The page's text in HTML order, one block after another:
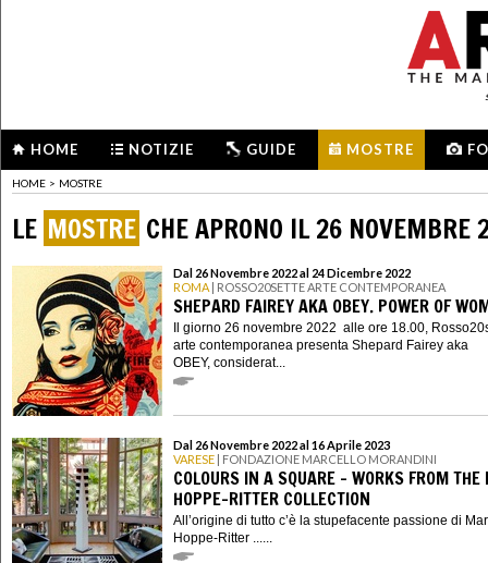
HOME NOTIZIE GUIDE MOSTRE
HOME > MOSTRE
LE MOSTRE CHE APRONO IL 26 NOVEMBRE
Dal 26 Novembre 2022 al 24 Dicembre 2022
ROMA | ROSSO20SETTE ARTE CONTEMPORANEA
SHEPARD FAIREY AKA OBEY. POWER OF
Il giorno 26 novembre 2022 alle ore 18.00,
arte contemporanea presenta Shepard Fairey aka
OBEY, considerat...
Dal 26 Novembre 2022 al 16 Aprile 2023
VARESE | FONDAZIONE MARCELLO MORANDINI
COLOURS IN A SQUARE - WORKS FROM THE
HOPPE-RITTER COLLECTION
All’origine di tutto c’è la stupefacente passione di
Hoppe-Ritter ......